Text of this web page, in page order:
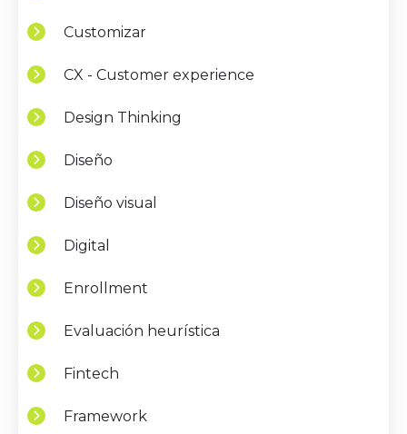
Customizar
CX - Customer experience
Design Thinking
Diseño
Diseño visual
Digital
Enrollment
Evaluación heurística
Fintech
Framework